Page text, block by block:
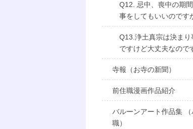
Q12. 忌中、喪中の期
事をしてもいいのです
Q13.浄土真宗は決まり
ですけど大丈夫なので
寺報（お寺の新聞）
前住職漫画作品紹介
バルーンアート作品集
職）